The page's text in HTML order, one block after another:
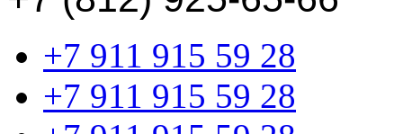
+7 911 915 59 28
+7 911 915 59 28